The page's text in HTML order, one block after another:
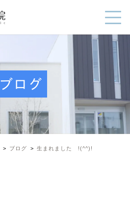
ブログ
ブログ 生まれました !(^^)!